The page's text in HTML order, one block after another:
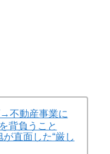
不動産事業に
背負うこと
直面した“厳し